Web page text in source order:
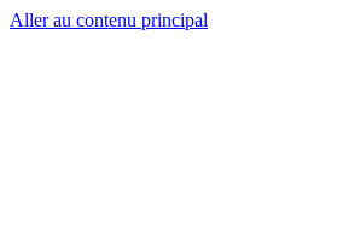
Aller au contenu principal